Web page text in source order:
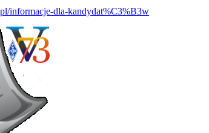
informacje-dla-kandydat%C3%B3w